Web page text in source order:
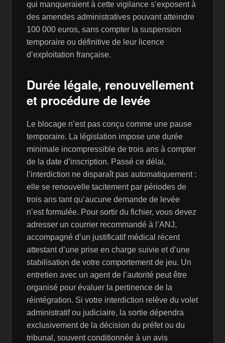
qui manqueraient à cette vigilance s’exposent à
des amendes administratives pouvant atteindre
100 000 euros, sans compter la suspension
temporaire ou définitive de leur licence
d’exploitation française.
Durée légale, renouvellement
et procédure de levée
Le blocage n’est pas conçu comme une pause
temporaire. La législation impose une durée
minimale incompressible de trois ans à compter
de la date d’inscription. Passé ce délai,
l’interdiction ne disparaît pas automatiquement :
elle se renouvelle tacitement par périodes de
trois ans tant qu’aucune demande de levée
n’est formulée. Pour sortir du fichier, vous devez
adresser un courrier recommandé à l’ANJ,
accompagné d’un justificatif médical récent
attestant d’une prise en charge suivie et d’une
stabilisation de votre comportement de jeu. Un
entretien avec un agent de l’autorité peut être
organisé pour évaluer la pertinence de la
réintégration. Si votre interdiction relève du volet
administratif ou judiciaire, la sortie dépendra
exclusivement de la décision du préfet ou du
tribunal, souvent conditionnée à un avis